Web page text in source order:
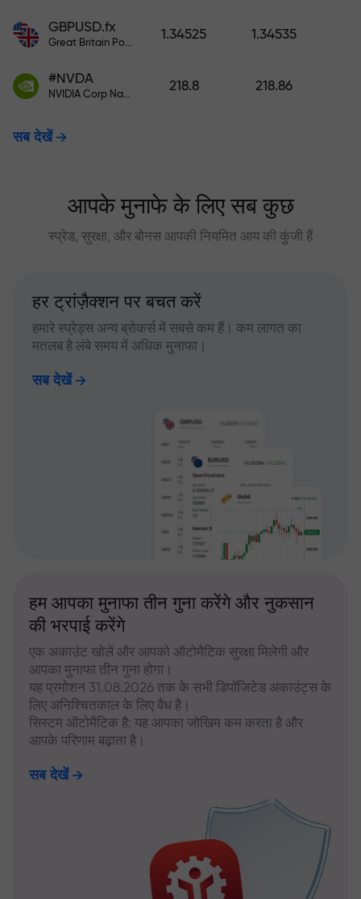
GBPUSD.fx
Great Britain Pound vs US Dollar
1.34525 1.34535
#NVDA
NVIDIA Corp Nasdaq Stock Exchange (Nasdaq) USD
218.8 218.86
सब देखें
आपके मुनाफे के लिए सब कुछ
स्प्रेड, सुरक्षा, और बोनस आपकी नियमित आय की कुंजी हैं
हर ट्रांज़ैक्शन पर बचत करें
हमारे स्प्रेड्स अन्य ब्रोकर्स में सबसे कम हैं। कम लागत का
मतलब है लंबे समय में अधिक मुनाफा।
सब देखें
हम आपका मुनाफा तीन गुना करेंगे और नुकसान
की भरपाई करेंगे
एक अकाउंट खोलें और आपको ऑटोमैटिक सुरक्षा मिलेगी और
आपका मुनाफा तीन गुना होगा।
यह प्रमोशन 31.08.2026 तक के सभी डिपॉजिटेड अकाउंट्स के
लिए अनिश्चितकाल के लिए वैध है।
सिस्टम ऑटोमैटिक है: यह आपका जोखिम कम करता है और
आपके परिणाम बढ़ाता है।
सब देखें